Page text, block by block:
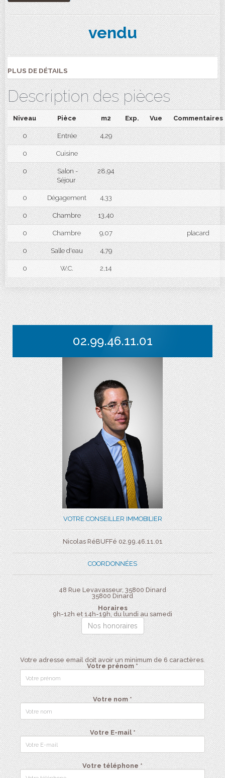
vendu
PLUS DE DÉTAILS
Description des pièces
Niveau Pièce m2 Exp. Vue Commentaires
0 Entrée 4,29
0 Cuisine
0
Salon -
Séjour
28,94
0 Dégagement 4,33
0 Chambre 13,40
0 Chambre 9,07 placard
0 Salle d'eau 4,79
0 W.C. 2,14
02.99.46.11.01
VOTRE CONSEILLER IMMOBILIER
Nicolas RéBUFFé 02.99.46.11.01
COORDONNÉES
48 Rue Levavasseur, 35800 Dinard
35800 Dinard
Horaires
9h-12h et 14h-19h, du lundi au samedi
Nos honoraires
Votre adresse email doit avoir un minimum de 6 caractères.
Votre prénom *
Votre nom *
Votre E-mail *
Votre téléphone *